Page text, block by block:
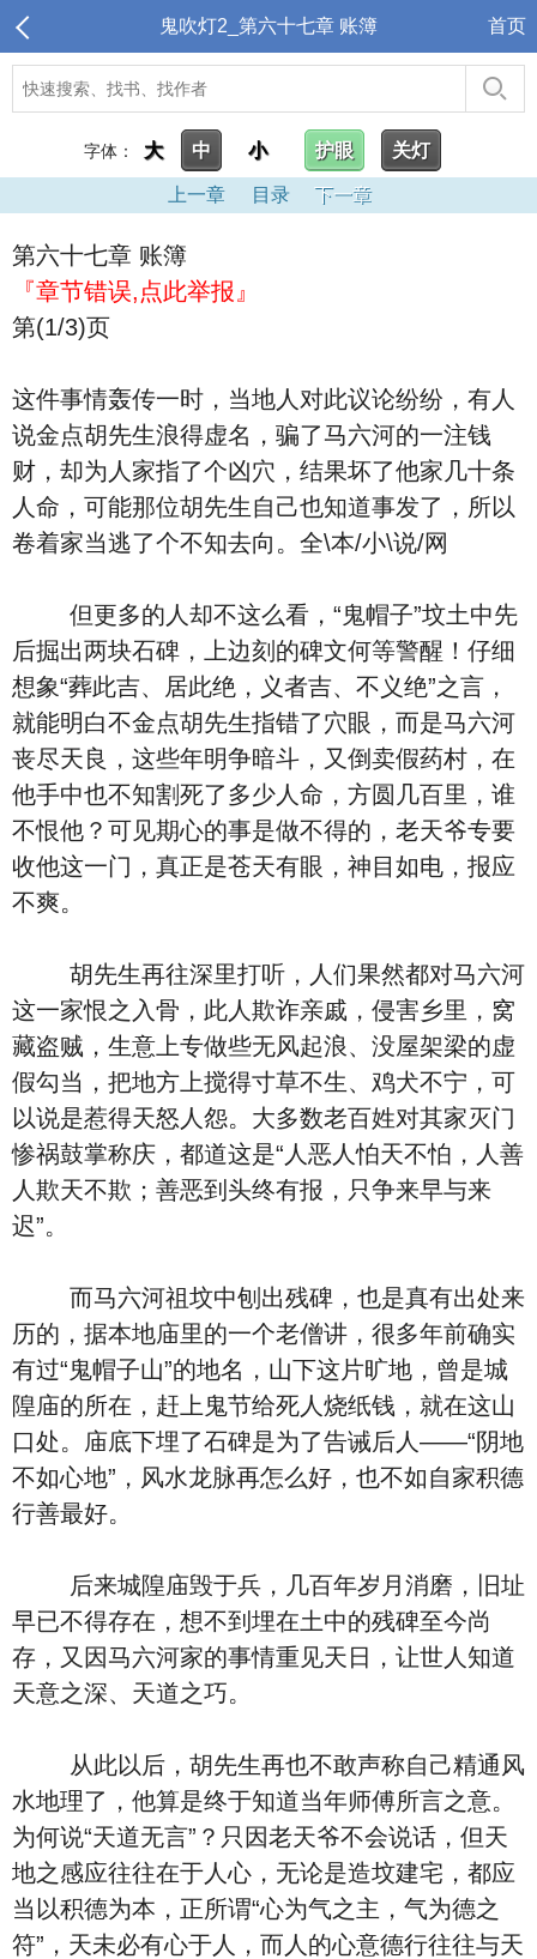
鬼吹灯2_第六十七章 账簿 首页
字体： 大 中 小 护眼 关灯
上一章 目录 下一章
第六十七章 账簿
『章节错误,点此举报』
第(1/3)页
这件事情轰传一时，当地人对此议论纷纷，有人
说金点胡先生浪得虚名，骗了马六河的一注钱
财，却为人家指了个凶穴，结果坏了他家几十条
人命，可能那位胡先生自己也知道事发了，所以
卷着家当逃了个不知去向。全\本/小\说/网
但更多的人却不这么看，“鬼帽子”坟土中先
后掘出两块石碑，上边刻的碑文何等警醒！仔细
想象“葬此吉、居此绝，义者吉、不义绝”之言，
就能明白不金点胡先生指错了穴眼，而是马六河
丧尽天良，这些年明争暗斗，又倒卖假药村，在
他手中也不知割死了多少人命，方圆几百里，谁
不恨他？可见期心的事是做不得的，老天爷专要
收他这一门，真正是苍天有眼，神目如电，报应
不爽。
胡先生再往深里打听，人们果然都对马六河
这一家恨之入骨，此人欺诈亲戚，侵害乡里，窝
藏盗贼，生意上专做些无风起浪、没屋架梁的虚
假勾当，把地方上搅得寸草不生、鸡犬不宁，可
以说是惹得天怒人怨。大多数老百姓对其家灭门
惨祸鼓掌称庆，都道这是“人恶人怕天不怕，人善
人欺天不欺；善恶到头终有报，只争来早与来
迟”。
而马六河祖坟中刨出残碑，也是真有出处来
历的，据本地庙里的一个老僧讲，很多年前确实
有过“鬼帽子山”的地名，山下这片旷地，曾是城
隍庙的所在，赶上鬼节给死人烧纸钱，就在这山
口处。庙底下埋了石碑是为了告诫后人——“阴地
不如心地”，风水龙脉再怎么好，也不如自家积德
行善最好。
后来城隍庙毁于兵，几百年岁月消磨，旧址
早已不得存在，想不到埋在土中的残碑至今尚
存，又因马六河家的事情重见天日，让世人知道
天意之深、天道之巧。
从此以后，胡先生再也不敢声称自己精通风
水地理了，他算是终于知道当年师傅所言之意。
为何说“天道无言”？只因老天爷不会说话，但天
地之感应往往在于人心，无论是造坟建宅，都应
当以积德为本，正所谓“心为气之主，气为德之
符”，天未必有心于人，而人的心意德行往往与天